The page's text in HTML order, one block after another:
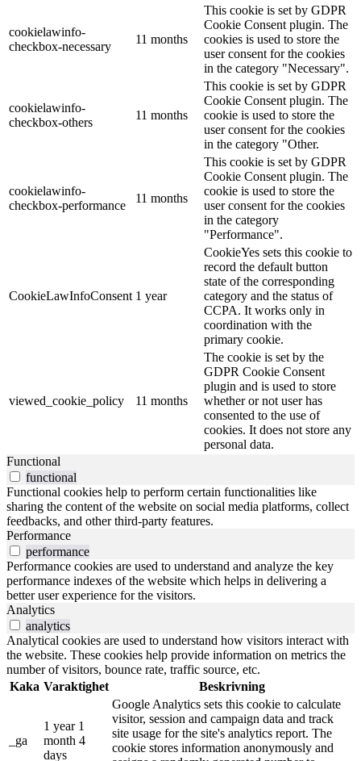
cookielawinfo-
checkbox-necessary
11 months
This cookie is set by GDPR
Cookie Consent plugin. The
cookies is used to store the
user consent for the cookies
in the category "Necessary".
cookielawinfo-
checkbox-others
11 months
This cookie is set by GDPR
Cookie Consent plugin. The
cookie is used to store the
user consent for the cookies
in the category "Other.
cookielawinfo-
checkbox-performance
11 months
This cookie is set by GDPR
Cookie Consent plugin. The
cookie is used to store the
user consent for the cookies
in the category
"Performance".
CookieLawInfoConsent 1 year
CookieYes sets this cookie to
record the default button
state of the corresponding
category and the status of
CCPA. It works only in
coordination with the
primary cookie.
viewed_cookie_policy 11 months
The cookie is set by the
GDPR Cookie Consent
plugin and is used to store
whether or not user has
consented to the use of
cookies. It does not store any
personal data.
Functional
functional
Functional cookies help to perform certain functionalities like
sharing the content of the website on social media platforms, collect
feedbacks, and other third-party features.
Performance
performance
Performance cookies are used to understand and analyze the key
performance indexes of the website which helps in delivering a
better user experience for the visitors.
Analytics
analytics
Analytical cookies are used to understand how visitors interact with
the website. These cookies help provide information on metrics the
number of visitors, bounce rate, traffic source, etc.
Kaka Varaktighet Beskrivning
_ga
1 year 1
month 4
days
Google Analytics sets this cookie to calculate
visitor, session and campaign data and track
site usage for the site's analytics report. The
cookie stores information anonymously and